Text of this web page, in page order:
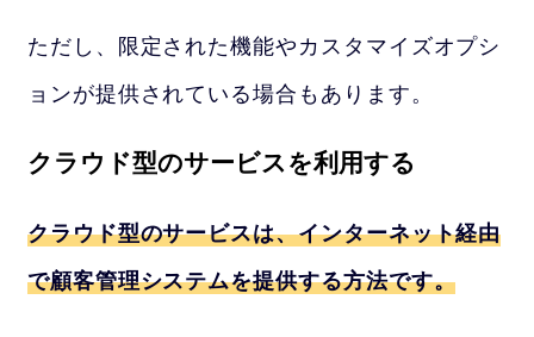
ただし、限定された機能やカスタマイズオプシ
ョンが提供されている場合もあります。
クラウド型のサービスを利用する
クラウド型のサービスは、インターネット経由
で顧客管理システムを提供する方法です。